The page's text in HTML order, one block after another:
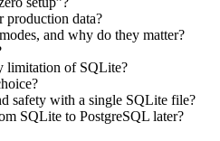
production data?
and why do they matter?
limitation of SQLite?
safety with a single SQLite file?
SQLite to PostgreSQL later?